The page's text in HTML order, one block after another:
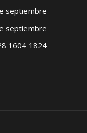
septiembre
septiembre
1604 1824